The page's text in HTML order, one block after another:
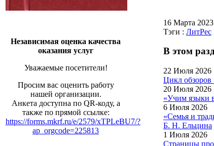
Независимая оценка качества
оказания услуг
Уважаемые посетители!
Просим вас оценить работу
нашей организации.
Анкета доступна по QR-коду, а
также по прямой ссылке:
https://forms.mkrf.ru/e/2579/xTPLeBU7/?
ap_orgcode=225813
16 Марта
Тэги : ЛитРес
В этом
22 Июля 2026
Цикл
20 Июля 2026
«Учим языки
6 Июля 2026
«Семья и
Б. Н. Ельцина
1 Июля 2026
Страницы